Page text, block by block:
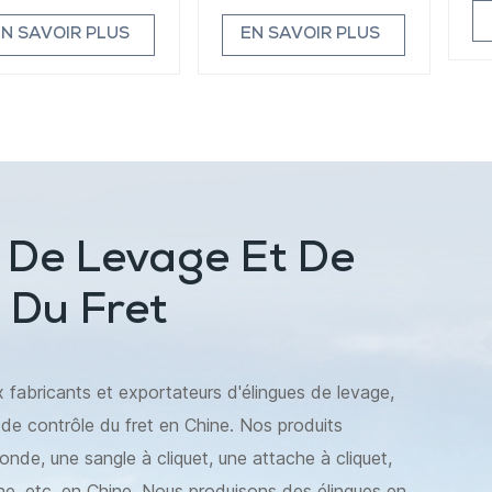
SAVOIR PLUS EN SAVOIR PLUS
Levage Et De
Fret
fabricants et exportateurs d'élingues de levage,
contrôle du fret en Chine. Nos produits
une sangle à cliquet, une attache à cliquet,